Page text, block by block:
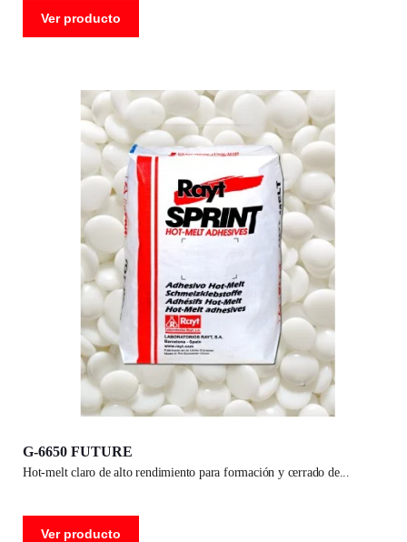
Ver producto
G-6650 FUTURE
hot-melt claro de alto rendimiento para formación y cerrado de
Ver producto